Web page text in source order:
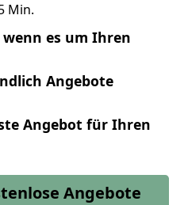
Min.
es um Ihren
Angebote
Angebot für Ihren
Angebote